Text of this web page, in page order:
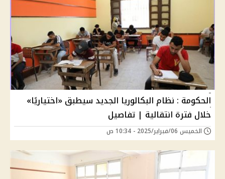
الحكومة : نظام البكالوريا الجديد سيطبق «اختياريًا»
خلال فترة انتقالية | تفاصيل
الخميس 06/فبراير/2025 - 10:34 ص